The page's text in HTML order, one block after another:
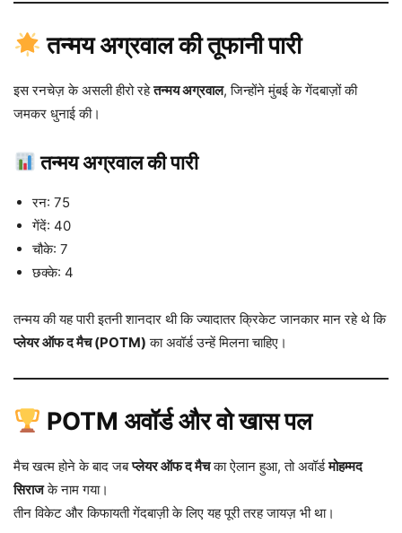
तन्मय अग्रवाल की तूफानी पारी
इस रनचेज़ के असली हीरो रहेतन्मय अग्रवाल, जिन्होंने मुंबई के गेंदबाज़ों की
जमकर धुनाई की।
तन्मय अग्रवाल की पारी
रन: 75
गेंदें: 40
चौके: 7
छक्के: 4
तन्मय की यह पारी इतनी शानदार थी कि ज्यादातर क्रिकेट जानकार मान रहे थे कि
प्लेयर ऑफ द मैच (POTM) का अवॉर्ड उन्हें मिलना चाहिए।
POTM अवॉर्ड और वो खास पल
मैच खत्म होने के बाद जबप्लेयर ऑफ द मैचका ऐलान हुआ, तो अवॉर्डमोहम्मद
सिराजके नाम गया।
तीन विकेट और किफायती गेंदबाज़ी के लिए यह पूरी तरह जायज़ भी था।